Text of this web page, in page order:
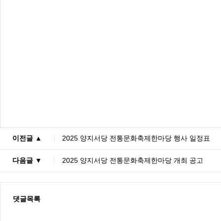
이전글 ▲ 2025 양지서당 전통문화축제한마당 행사 일정표
다음글 ▼ 2025 양지서당 전통문화축제한마당 개최 공고
댓글목록